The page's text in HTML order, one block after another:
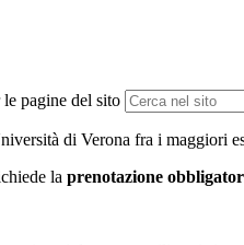
pagine del sito
di Verona fra i maggiori
la prenotazione